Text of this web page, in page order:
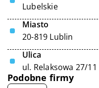
Lubelskie
Miasto
20-819 Lublin
Ulica
ul. Relaksowa 27/11
Podobne firmy